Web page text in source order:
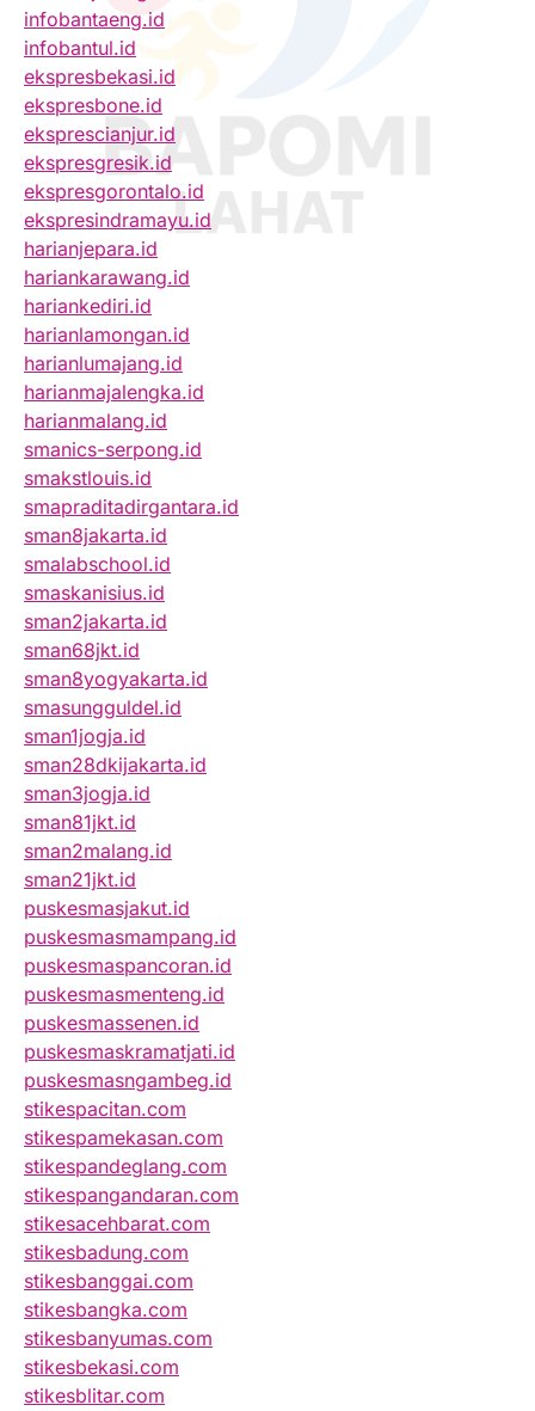
infobantaeng.id
infobantul.id
ekspresbekasi.id
ekspresbone.id
eksprescianjur.id
ekspresgresik.id
ekspresgorontalo.id
ekspresindramayu.id
harianjepara.id
hariankarawang.id
hariankediri.id
harianlamongan.id
harianlumajang.id
harianmajalengka.id
harianmalang.id
smanics-serpong.id
smakstlouis.id
smapraditadirgantara.id
sman8jakarta.id
smalabschool.id
smaskanisius.id
sman2jakarta.id
sman68jkt.id
sman8yogyakarta.id
smasungguldel.id
sman1jogja.id
sman28dkijakarta.id
sman3jogja.id
sman81jkt.id
sman2malang.id
sman21jkt.id
puskesmasjakut.id
puskesmasmampang.id
puskesmaspancoran.id
puskesmasmenteng.id
puskesmassenen.id
puskesmaskramatjati.id
puskesmasngambeg.id
stikespacitan.com
stikespamekasan.com
stikespandeglang.com
stikespangandaran.com
stikesacehbarat.com
stikesbadung.com
stikesbanggai.com
stikesbangka.com
stikesbanyumas.com
stikesbekasi.com
stikesblitar.com